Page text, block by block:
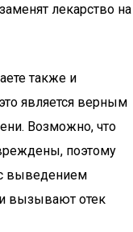
лекарство на
также и
является верным
Возможно, что
поэтому
выведением
вызывают отек